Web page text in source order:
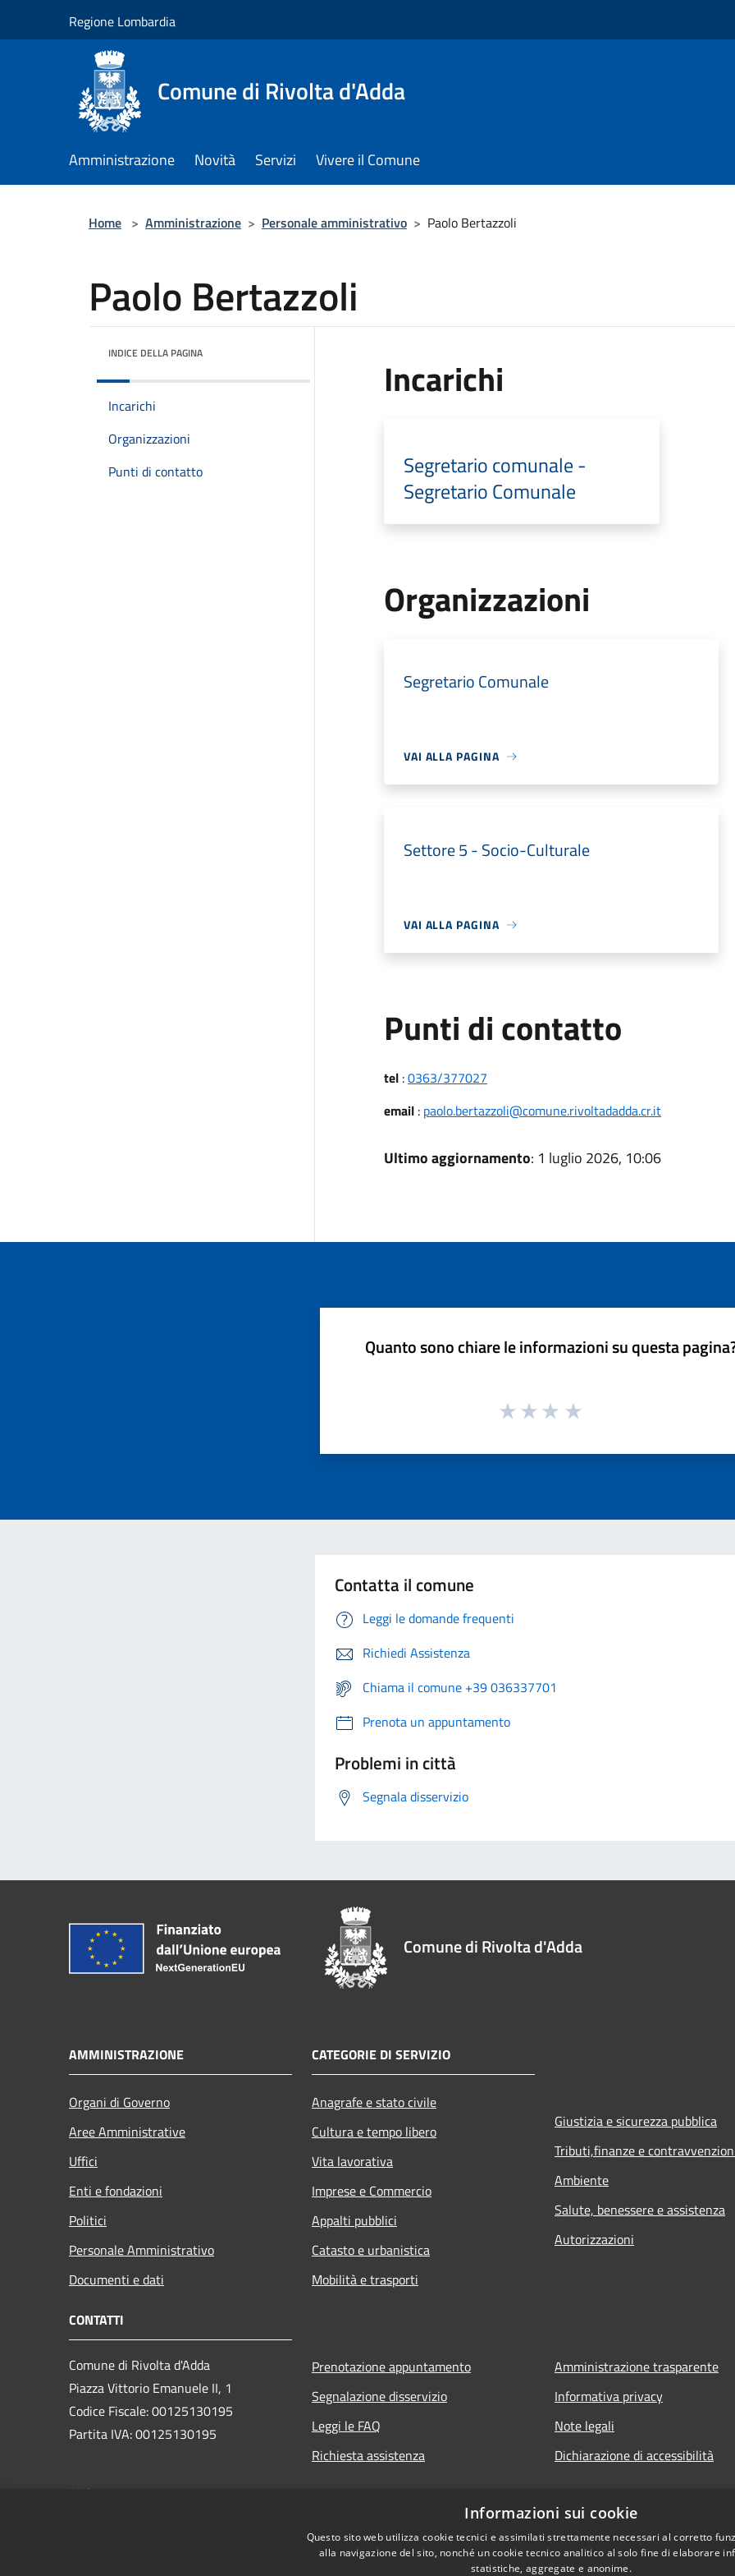
Regione Lombardia
Comune di Rivolta d'Adda
Amministrazione Novità Servizi Vivere il Comune
Home > Amministrazione > Personale amministrativo > Paolo Bertazzoli
Paolo Bertazzoli
INDICE DELLA PAGINA
Incarichi
Organizzazioni
Punti di contatto
Incarichi
Segretario comunale -
Segretario Comunale
Organizzazioni
Segretario Comunale
VAI ALLA PAGINA
Settore 5 - Socio-Culturale
VAI ALLA PAGINA
Punti di contatto
tel:0363/377027
email: paolo.bertazzoli@comune.rivoltadadda.cr.it
Ultimo aggiornamento: 1 luglio 2026, 10:06
Quanto sono chiare le informazioni su questa
Contatta il comune
Leggi le domande frequenti
Richiedi Assistenza
Chiama il comune +39 036337701
Prenota un appuntamento
Problemi in città
Segnala disservizio
Comune di Rivolta d'Adda
AMMINISTRAZIONE
Organi di Governo
Aree Amministrative
Uffici
Enti e fondazioni
Politici
Personale Amministrativo
Documenti e dati
CATEGORIE DI SERVIZIO
Anagrafe e stato civile
Cultura e tempo libero
Vita lavorativa
Imprese e Commercio
Appalti pubblici
Catasto e urbanistica
Mobilità e trasporti
Giustizia e sicurezza pubblica
Tributi,finanze e
Ambiente
Salute, benessere e assistenza
Autorizzazioni
CONTATTI
Comune di Rivolta d'Adda
Piazza Vittorio Emanuele II, 1
Codice Fiscale: 00125130195
Partita IVA: 00125130195
PEC:
Prenotazione appuntamento
Segnalazione disservizio
Leggi le FAQ
Richiesta assistenza
Amministrazione trasparente
Informativa privacy
Note legali
Dichiarazione di accessibilità
Informazioni sui cookie
Questo sito web utilizza cookie tecnici e assimilati strettamente necessari al corretto
alla navigazione del sito, nonché un cookie tecnico analitico al solo fine di elaborare
statistiche, aggregate e anonime.